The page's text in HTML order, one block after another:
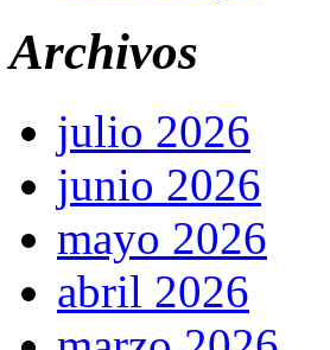
Archivos
julio 2026
junio 2026
mayo 2026
abril 2026